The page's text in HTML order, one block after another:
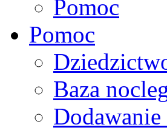
Pomoc
Pomoc
Baza
Dodawanie